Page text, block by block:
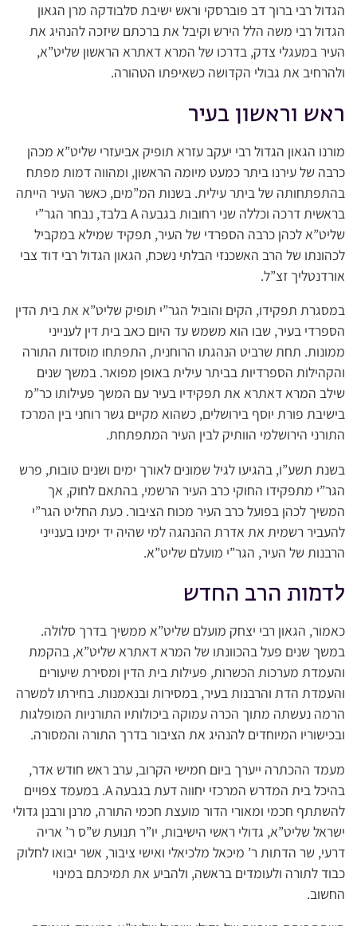
הגדול רבי ברוך דב פוברסקי וראש ישיבת סלבודקה מרן הגאון
הגדול רבי משה הלל הירש וקיבל את ברכתם שיזכה להנהיג את
העיר במעגלי צדק, בדרכו של המרא דאתרא הראשון שליט”א,
ולהרחיב את גבולי הקדושה כשאיפתו הטהורה.
ראש וראשון בעיר
מורנו הגאון הגדול רבי יעקב עזרא תופיק אביעזרי שליט”א מכהן
כרבה של עירנו ביתר כמעט מיומה הראשון, ומהווה דמות מפתח
בהתפתחותה של ביתר עילית. בשנות המ”מים, כאשר העיר הייתה
בראשית דרכה וכללה שני רחובות בגבעה A בלבד, נבחר הגר”י
שליט”א לכהן כרבה הספרדי של העיר, תפקיד שמילא במקביל
לכהונתו של הרב האשכנזי הבלתי נשכח, הגאון הגדול רבי דוד צבי
אורדנטליך זצ”ל.
במסגרת תפקידו, הקים והוביל הגר”י תופיק שליט”א את בית הדין
הספרדי בעיר, שבו הוא משמש עד היום כאב בית דין לענייני
ממונות. תחת שרביט הנהגתו הרוחנית, התפתחו מוסדות התורה
והקהילות הספרדיות בביתר עילית באופן מפואר. במשך שנים
שילב המרא דאתרא את תפקידיו בעיר עם המשך פעילותו כר”מ
בישיבת פורת יוסף בירושלים, כשהוא מקיים גשר רוחני בין המרכז
התורני הירושלמי הוותיק לבין העיר המתפתחת.
בשנת תשע”ו, בהגיעו לגיל שמונים לאורך ימים ושנים טובות, פרש
הגר”י מתפקידו החוקי כרב העיר הרשמי, בהתאם לחוק, אך
המשיך לכהן בפועל כרב העיר מכוח הציבור. כעת החליט הגר”י
להעביר רשמית את אדרת ההנהגה למי שהיה יד ימינו בענייני
הרבנות של העיר, הגר”י מועלם שליט”א.
לדמות הרב החדש
כאמור, הגאון רבי יצחק מועלם שליט”א ממשיך בדרך סלולה.
במשך שנים פעל בהכוונתו של המרא דאתרא שליט”א, בהקמת
והעמדת מערכות הכשרות, פעילות בית הדין ומסירת שיעורים
והעמדת הדת והרבנות בעיר, במסירות ובנאמנות. בחירתו למשרה
הרמה נעשתה מתוך הכרה עמוקה ביכולותיו התורניות המופלגות
ובכישוריו המיוחדים להנהיג את הציבור בדרך התורה והמסורה.
מעמד ההכתרה ייערך ביום חמישי הקרוב, ערב ראש חודש אדר,
בהיכל בית המדרש המרכזי יחווה דעת בגבעה A. במעמד צפויים
להשתתף חכמי ומאורי הדור מועצת חכמי התורה, מרנן ורבנן גדולי
ישראל שליט”א, גדולי ראשי הישיבות, יו”ר תנועת ש”ס ר’ אריה
דרעי, שר הדתות ר’ מיכאל מלכיאלי ואישי ציבור, אשר יבואו לחלוק
כבוד לתורה ולעומדים בראשה, ולהביע את תמיכתם במינוי
החשוב.